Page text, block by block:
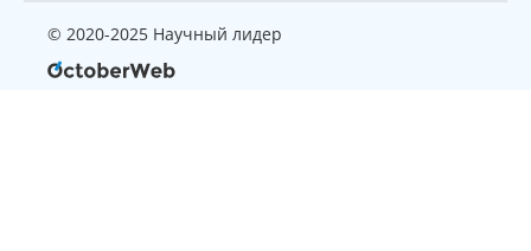
© 2020-2025 Научный лидер